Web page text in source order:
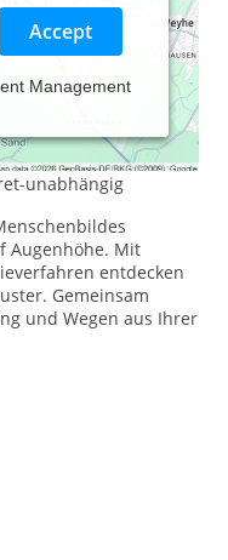
Accept
Management
psychotherapeutische
Lebenssituationen.
unabhängig
Augenhöhe. Mit
entdecken
Gemeinsam
und Wegen aus Ihrer